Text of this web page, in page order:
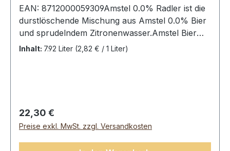
EAN: 8712000059309Amstel 0.0% Radler ist die
durstlöschende Mischung aus Amstel 0.0% Bier
und sprudelndem Zitronenwasser.​Amstel Bier
Radler Citroen, 24 Dosen (24 x 0,33L).Zutaten:
Zitronenextrakt.Durchschnittliche Nährwerte
pro:100 mlEnergie43 KcalFett0 gdavon ges.
Fettsäuren0 gKolenhydrate7,7 gdavon Zucker5,8
Inhalt: 7.92 Liter (2,82 € / 1 Liter)
Regulärer Preis:
22,30 €
Preise exkl. MwSt. zzgl. Versandkosten